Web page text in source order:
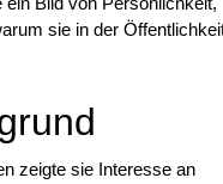
sie in der
zeigte sie Interesse an